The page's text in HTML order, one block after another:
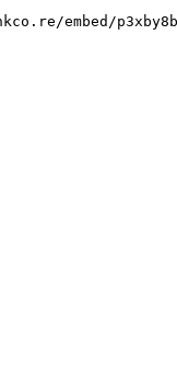
embed/